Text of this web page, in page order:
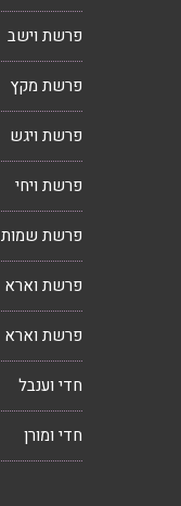
פרשת וישב
פרשת מקץ
פרשת ויגש
פרשת ויחי
פרשת שמות
פרשת וארא
פרשת וארא
חדי וענבל
חדי ומורן